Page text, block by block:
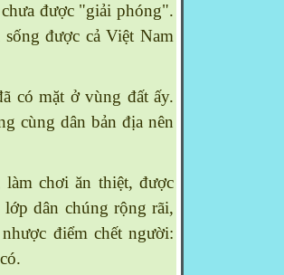
chưa được "giải phóng".
được cả Việt Nam
có mặt ở vùng đất ấy.
cùng dân bản địa nên
chơi ăn thiệt, được
dân chúng rộng rãi,
điểm chết người: